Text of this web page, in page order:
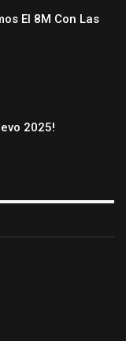
El 8M Con Las
2025!